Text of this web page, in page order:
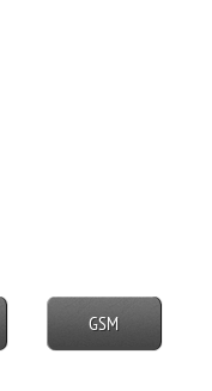
GSM